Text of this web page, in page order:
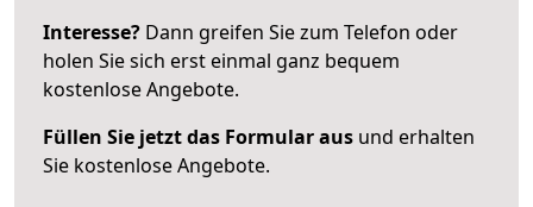
Interesse? Dann greifen Sie zum Telefon oder
holen Sie sich erst einmal ganz bequem
kostenlose Angebote.
Füllen Sie jetzt das Formular aus und erhalten
Sie kostenlose Angebote.